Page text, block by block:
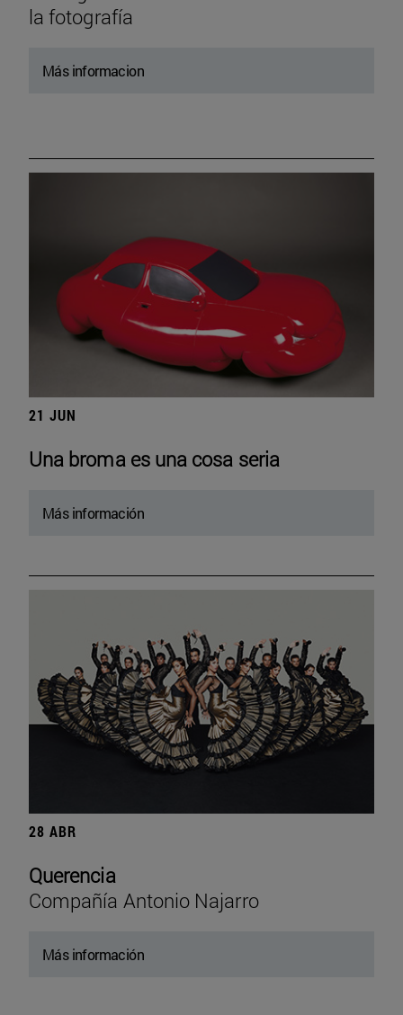
la fotografía
Más informacion
21 JUN
Una broma es una cosa seria
Más información
28 ABR
Querencia
Compañía Antonio Najarro
Más información